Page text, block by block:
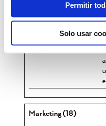
Permitir
Solo usar
Marketing (18)